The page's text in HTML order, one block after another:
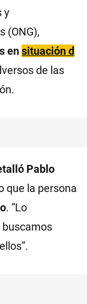
y
(ONG),
ensituación d
de las
Pablo
que la persona
. “Lo
buscamos